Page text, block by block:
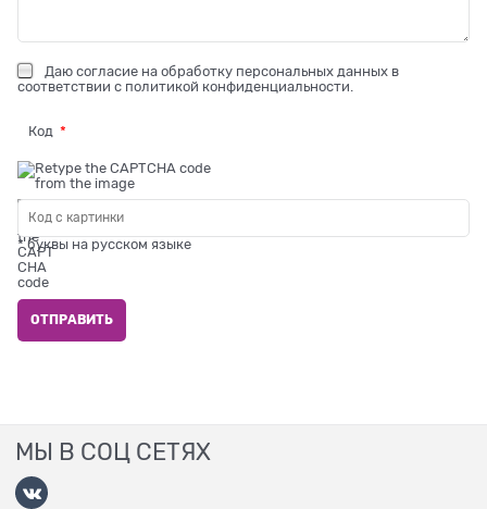
Даю согласие на обработку персональных данных в
соответствии с политикой конфиденциальности
Код
* буквы на русском языке
МЫ В СОЦ СЕТЯХ